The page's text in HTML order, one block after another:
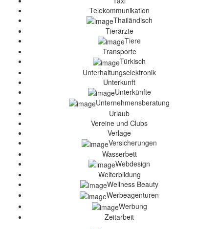
Telekommunikation
Thailändisch
Tierärzte
Tiere
Transporte
Türkisch
Unterhaltungselektronik
Unterkunft
Unterkünfte
Unternehmensberatung
Urlaub
Vereine und Clubs
Verlage
Versicherungen
Wasserbett
Webdesign
Weiterbildung
Wellness Beauty
Werbeagenturen
Werbung
Zeitarbeit